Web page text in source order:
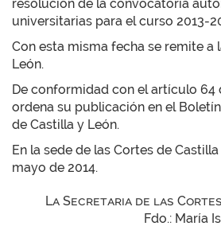
resolución de la convocatoria
universitarias para el curso 2013-
Con esta misma fecha se remite a
León.
De conformidad con el artículo 64
ordena su publicación en el
de Castilla y León.
En la sede de las Cortes de
mayo de 2014.
La Secretaria de las
Fdo.: María